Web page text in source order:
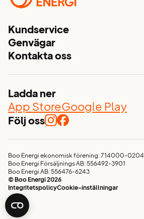
Kundservice
Kundservice
Aktuell driftstatus
Mina sidor
Genvägar
Våra elavtal
Nyhetsflöde
Glöm inte elen vid flytten!
Visselblåsarfunktion
Jobba hos oss
Kontakta oss
Värmdövägen 657
Box 103
132 23, Saltsjö-Boo
Ladda ner
App StoreGoogle Play
Följ oss
© Boo Energi 2026
IntegritetspolicyCookie-inställningar
Boo Energi ekonomisk förening: 714000-0204
Boo Energi Försäljnings AB: 556492-3901
Boo Energi AB: 556476-6243